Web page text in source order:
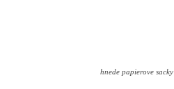
hnede papierove sacky